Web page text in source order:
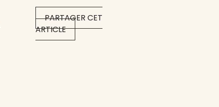
PARTAGER CET
ARTICLE